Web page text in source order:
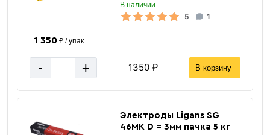
В наличии
5 1
1 350₽ / упак.
- + 1350 ₽ В корзину
Электроды Ligans SG
46MK D = 3мм пачка 5 кг